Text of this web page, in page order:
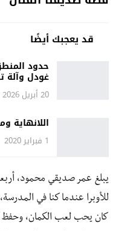
قد يعجبك أيضًا
حدود
غودل وآلة
20 أبريل 2026
اللانهاية
1 فبراير 2020
يبلغ عمر صديقي محمود،
للأوبرا عندما كنا في
كان يحب لعب الكمان، وحفظ